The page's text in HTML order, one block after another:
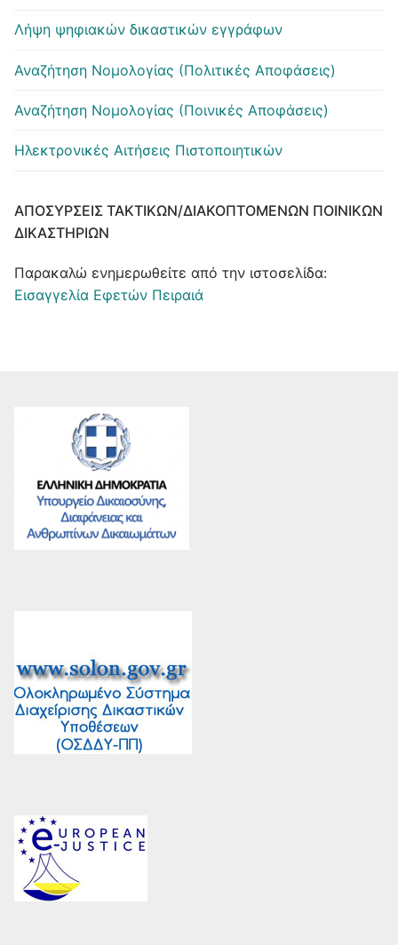
Λήψη ψηφιακών δικαστικών εγγράφων
Αναζήτηση Νομολογίας (Πολιτικές Αποφάσεις)
Αναζήτηση Νομολογίας (Ποινικές Αποφάσεις)
Ηλεκτρονικές Αιτήσεις Πιστοποιητικών
ΑΠΟΣΎΡΣΕΙΣ ΤΑΚΤΙΚΏΝ/ΔΙΑΚΟΠΤΌΜΕΝΩΝ ΠΟΙΝΙΚΏΝ
ΔΙΚΑΣΤΗΡΊΩΝ
Παρακαλώ ενημερωθείτε από την ιστοσελίδα:
Εισαγγελία Εφετών Πειραιά